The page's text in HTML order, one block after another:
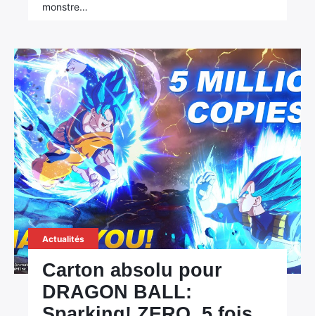
monstre…
Actualités
Carton absolu pour
DRAGON BALL: